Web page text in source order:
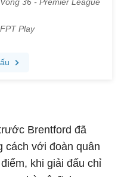
Brentford đã
cách với đoàn quân
khi giải đấu chỉ